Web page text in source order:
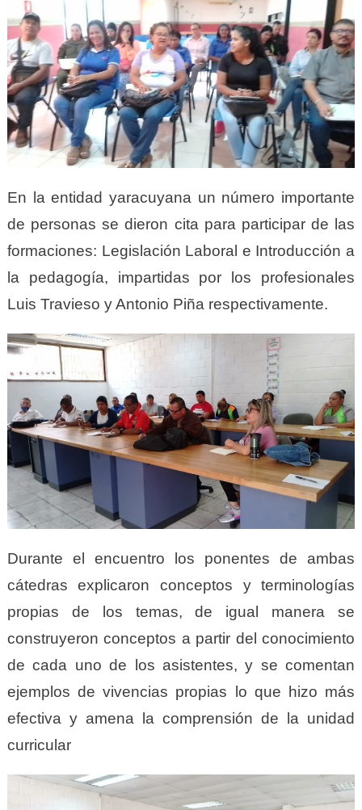
En la entidad yaracuyana un número importante
de personas se dieron cita para participar de las
formaciones: Legislación Laboral e Introducción a
la pedagogía, impartidas por los profesionales
Luis Travieso y Antonio Piña respectivamente.
Durante el encuentro los ponentes de ambas
cátedras explicaron conceptos y terminologías
propias de los temas, de igual manera se
construyeron conceptos a partir del conocimiento
de cada uno de los asistentes, y se comentan
ejemplos de vivencias propias lo que hizo más
efectiva y amena la comprensión de la unidad
curricular